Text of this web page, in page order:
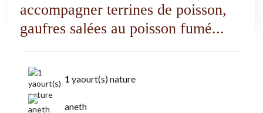
accompagner terrines de poisson,
gaufres salées au poisson fumé...
Ingredients Liste de courses
1 yaourt(s) nature
aneth